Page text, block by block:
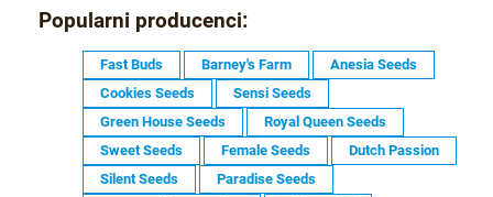
Popularni producenci:
Fast Buds Barney's Farm
Anesia Seeds
Cookies Seeds
Sensi Seeds
Green House Seeds
Royal Queen Seeds
Sweet Seeds
Female Seeds
Dutch Passion
Silent Seeds
Paradise Seeds